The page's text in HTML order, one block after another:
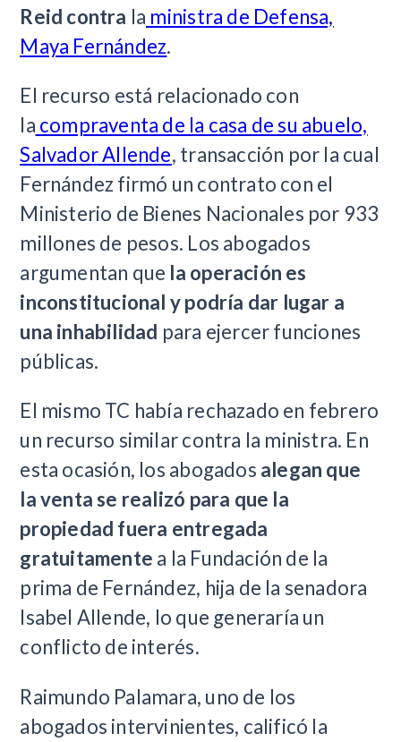
Reid contra la ministra de Defensa,
Maya Fernández.
El recurso está relacionado con
la compraventa de la casa de su abuelo,
Salvador Allende, transacción por la cual
Fernández firmó un contrato con el
Ministerio de Bienes Nacionales por 933
millones de pesos. Los abogados
argumentan que la operación es
inconstitucional y podría dar lugar a
una inhabilidad para ejercer funciones
públicas.
El mismo TC había rechazado en febrero
un recurso similar contra la ministra. En
esta ocasión, los abogados alegan que
la venta se realizó para que la
propiedad fuera entregada
gratuitamente a la Fundación de la
prima de Fernández, hija de la senadora
Isabel Allende, lo que generaría un
conflicto de interés.
Raimundo Palamara, uno de los
abogados intervinientes, calificó la